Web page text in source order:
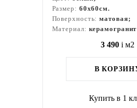
Размер: 60x60см.
Поверхность:матовая;
Материал: керамогранит
3 490 i м2
В
Купить в 1